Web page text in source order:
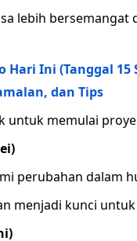
lebih
Hari Ini (Tanggal 15
dan Tips
untuk memulai
perubahan dalam
menjadi kunci